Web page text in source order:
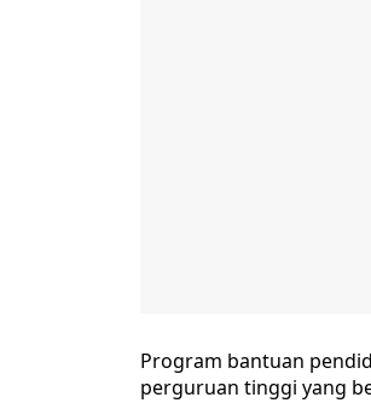
Program bantuan
perguruan tinggi yang